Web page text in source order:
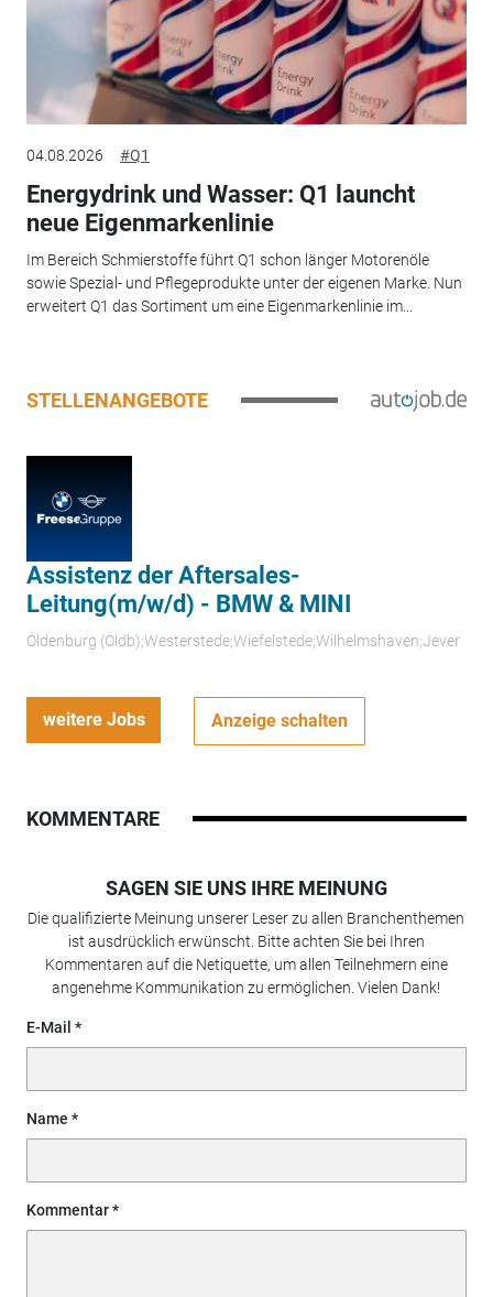
04.08.2026 #Q1
Energydrink und Wasser: Q1 launcht
neue Eigenmarkenlinie
Im Bereich Schmierstoffe führt Q1 schon länger Motorenöle
sowie Spezial- und Pflegeprodukte unter der eigenen Marke. Nun
erweitert Q1 das Sortiment um eine Eigenmarkenlinie im...
STELLENANGEBOTE
Assistenz der Aftersales-
Leitung(m/w/d) - BMW & MINI
Oldenburg (Oldb);Westerstede;Wiefelstede;Wilhelmshaven;Jever
weitere Jobs Anzeige schalten
KOMMENTARE
SAGEN SIE UNS IHRE MEINUNG
Die qualifizierte Meinung unserer Leser zu allen Branchenthemen
ist ausdrücklich erwünscht. Bitte achten Sie bei Ihren
Kommentaren auf die Netiquette, um allen Teilnehmern eine
angenehme Kommunikation zu ermöglichen. Vielen Dank!
E-Mail
Name
Kommentar